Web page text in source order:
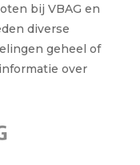
bij VBAG en
diverse
geheel of
over